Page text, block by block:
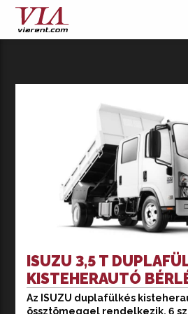
ISUZU 3,5 T
KISTEHERAUTÓ
Az ISUZU duplafülkés
össztömeggel rendelkezik, 6
Az ISUZU duplafülkés kisteherautó